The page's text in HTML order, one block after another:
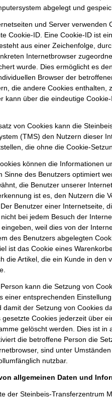
abgelegt und
und Server verwenden
Cookie-ID. Eine Cookie-ID ist
aus einer Zeichenfolge,
Internetbrowser
wurde. Dies ermöglicht es
Browser der
die andere Cookies enthalten,
kann über die eindeutige
von Cookies kann die
(TMS) den Nutzern dieser
die ohne die Cookie-
können die Informationen
Sinne des Benutzers optimiert
die Benutzer unserer
ist es, den Nutzern die
Benutzer einer Internetseite,
bei jedem Besuch der
weil dies von der
des Benutzers abgelegten
ist das Cookie eines
die Artikel, die ein Kunde in den
kann die Setzung von
einer entsprechenden
damit der Setzung von Cookies
gesetzte Cookies jederzeit über
gelöscht werden. Dies ist in
die betroffene Person die
sind unter
nutzbar.
allgemeinen Daten und
der Steinbeis-Transferzentrum